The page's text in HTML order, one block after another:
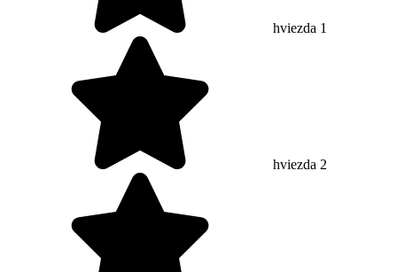
hviezda 1
hviezda 2